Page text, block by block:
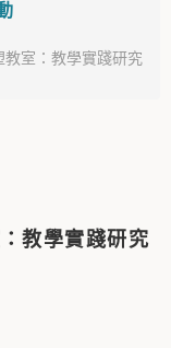
室：教學實踐研究
教學實踐研究